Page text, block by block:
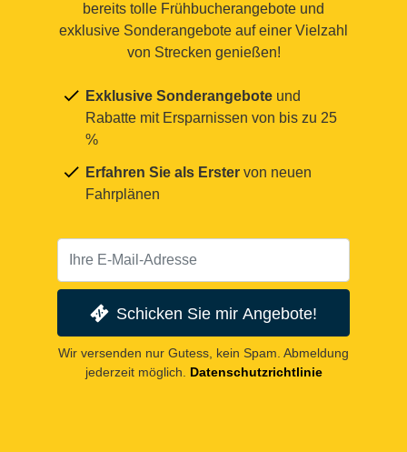
bereits tolle Frühbucherangebote und
exklusive Sonderangebote auf einer Vielzahl
von Strecken genießen!
Exklusive Sonderangebote und
Rabatte mit Ersparnissen von bis zu 25
%
Erfahren Sie als Erster von neuen
Fahrplänen
Schicken Sie mir Angebote!
Wir versenden nur Gutess, kein Spam. Abmeldung
jederzeit möglich.
Datenschutzrichtlinie